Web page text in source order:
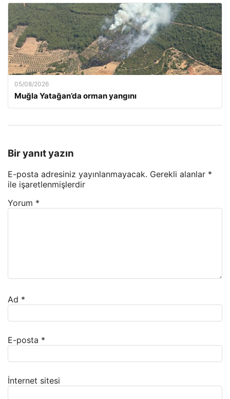
05/08/2026
Muğla Yatağan’da orman yangını
Bir yanıt yazın
E-posta adresiniz yayınlanmayacak. Gerekli alanlar *
ile işaretlenmişlerdir
Yorum *
Ad *
E-posta *
İnternet sitesi